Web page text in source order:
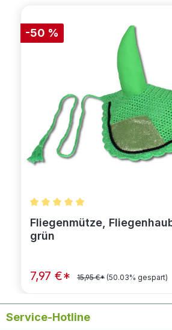
-50 %
Durchschnittliche Bewertung
Fliegenmütze,
grün
7,97 €* 15,95 €* (50.03% gespart)
Service-Hotline